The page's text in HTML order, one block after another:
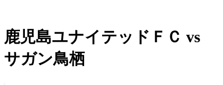
鹿児島ユナイテッドＦＣ vs
サガン鳥栖